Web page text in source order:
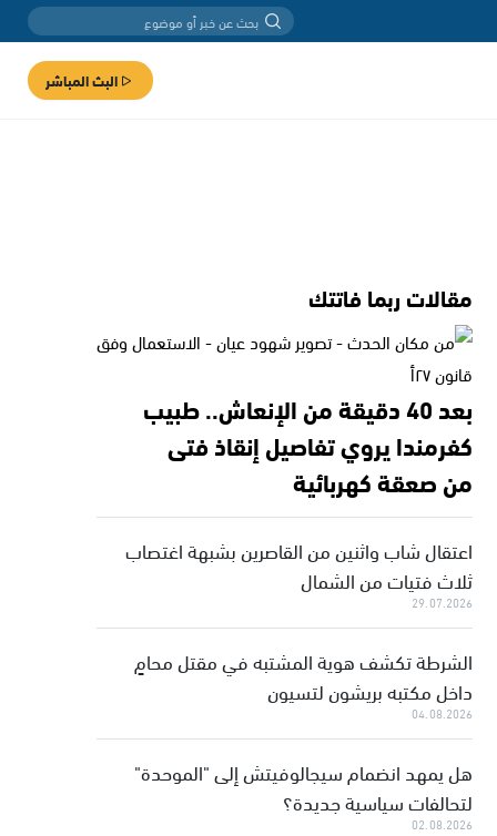
البث المباشر
مقالات ربما فاتتك
بعد 40 دقيقة من الإنعاش.. طبيب
كفرمندا يروي تفاصيل إنقاذ فتى
من صعقة كهربائية
اعتقال شاب واثنين من القاصرين بشبهة اغتصاب
ثلاث فتيات من الشمال
29.07.2026
الشرطة تكشف هوية المشتبه في مقتل محامٍ
داخل مكتبه بريشون لتسيون
04.08.2026
هل يمهد انضمام سيجالوفيتش إلى "الموحدة"
لتحالفات سياسية جديدة؟
02.08.2026